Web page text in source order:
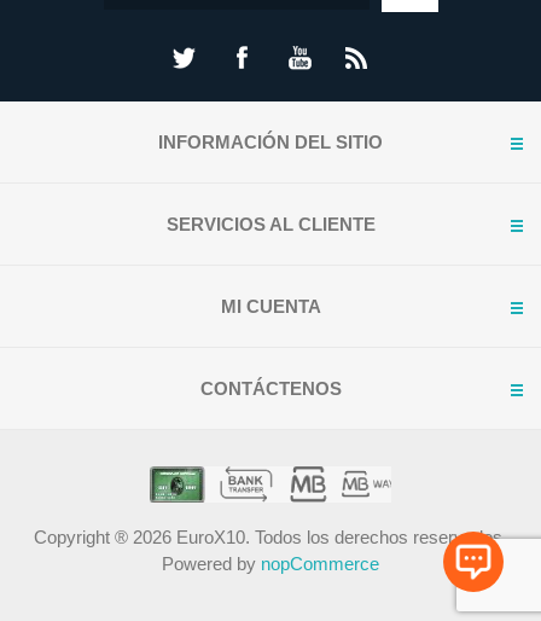
INFORMACIÓN DEL SITIO
SERVICIOS AL CLIENTE
MI CUENTA
CONTÁCTENOS
Copyright ® 2026 EuroX10. Todos los derechos reservados.
Powered by nopCommerce